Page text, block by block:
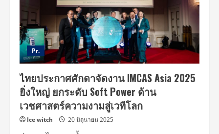
Pr.
ไทยประกาศศักดาจัดงาน IMCAS Asia 2025
ยิ่งใหญ่ ยกระดับ Soft Power ด้าน
เวชศาสตร์ความงามสู่เวทีโลก
Ice witch 20 มิถุนายน 2025